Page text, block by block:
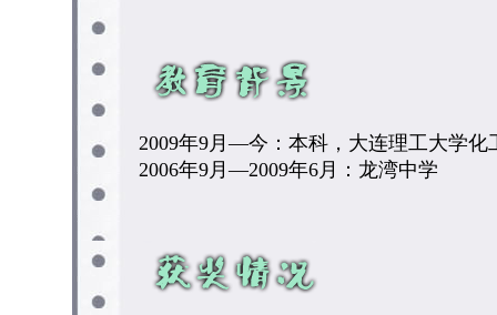
2009年9月—今：本科，大连理工大学化
2006年9月—2009年6月：龙湾中学